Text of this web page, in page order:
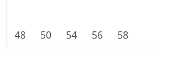
48 50 54 56 58